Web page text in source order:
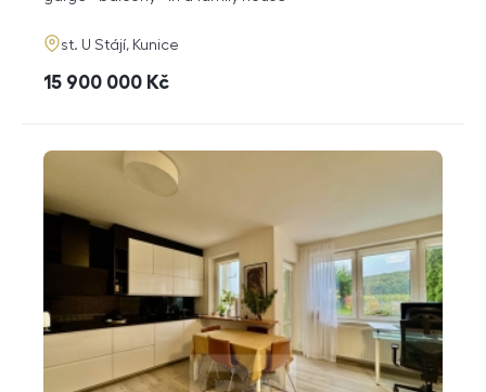
adresa
st. U Stájí, Kunice
cena
15 900 000 Kč